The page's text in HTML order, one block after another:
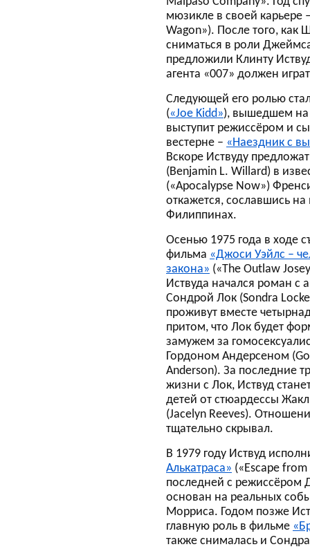
мюзикле в своей карьере
Wagon»). После того, как
сниматься в роли
предложили Клинту
агента «007» должен
Следующей его ролью
(«Joe Kidd»), вышедшем на
выступит режиссёром и
вестерне – «Наездник с
Вскоре Иствуду
(Benjamin L. Willard) в
(«Apocalypse Now»)
откажется, сославшись
Филиппинах.
Осенью 1975 года в ходе
фильма «Джоси Уэйлс –
закона» («The Outlaw
Иствуда начался роман с
Сондрой Лок (Sondra
проживут вместе
притом, что Лок будет
замужем за
Гордоном Андерсеном
Anderson). За последние
жизни с Лок, Иствуд
детей от стюардессы
(Jacelyn Reeves).
тщательно скрывал.
В 1979 году Иствуд
Алькатраса» («Escape from
последней с режиссёром
основан на реальных
Морриса. Годом позже
главную роль в фильме
также снималась и